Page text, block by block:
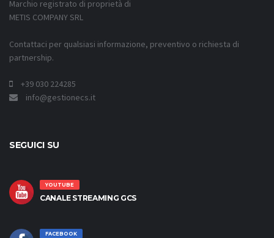
Marchio registrato di proprietà di
METIS COMPANY SRL
Contattaci per qualsiasi informazione, preventivo o richiesta di
partnership.
+39 030 224285
info@gestionecs.it
SEGUICI SU
YOUTUBE
CANALE STREAMING GCS
FACEBOOK